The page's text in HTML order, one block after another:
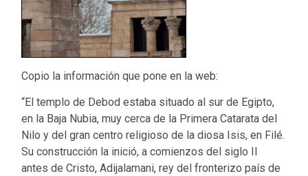
Copio la información que pone en la web:
“El templo de Debod estaba situado al sur de Egipto,
en la Baja Nubia, muy cerca de la Primera Catarata del
Nilo y del gran centro religioso de la diosa Isis, en Filé.
Su construcción la inició, a comienzos del siglo II
antes de Cristo, Adijalamani, rey del fronterizo país de